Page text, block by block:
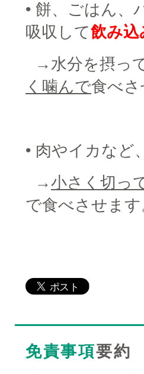
• 餅、ごはん、
吸収して飲み
→水分を摂っ
く噛んで食べ
• 肉やイカなど
→小さく切っ
で食べさせます
免責事項要約